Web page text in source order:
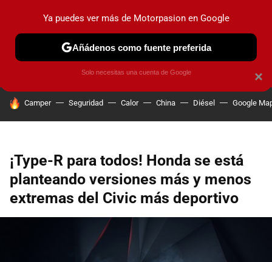
PRUEBAS COCHES ELÉCTRICOS OBSERVATORIO
HOY SE HABLA DE
Camper Seguridad Calor China Diésel Google
¡Type-R para todos! Honda se está
planteando versiones más y menos
extremas del Civic más deportivo
×
Ya puedes ver más de Motorpasion en Google
Añádenos como fuente preferida
Solo necesitas una cuenta de Google